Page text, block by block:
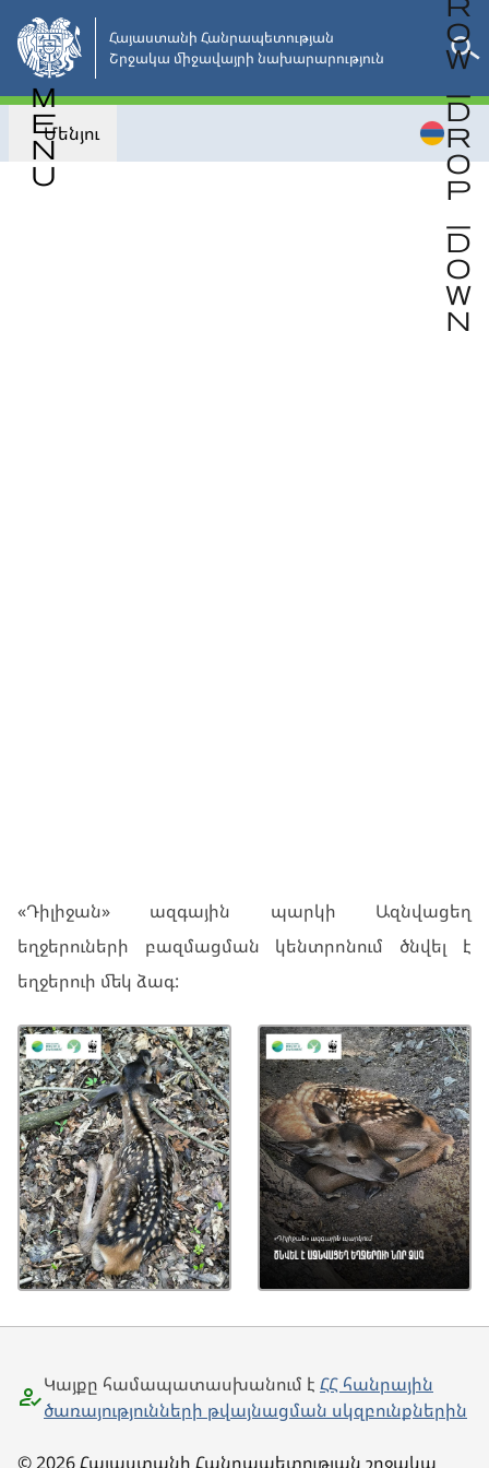
Անցնել
հիմնական
բովանդակությանը
Հայաստանի Հանրապետության
Շրջակա միջավայրի նախարարություն
Մենյու
«Դիլիջան» ազգային պարկի Ազնվացեղ
եղջերուների բազմացման կենտրոնում ծնվել է
եղջերուի մեկ ձագ:
Կայքը համապատասխանում է ՀՀ հանրային
ծառայությունների թվայնացման սկզբունքներին
© 2026 Հայաստանի Հանրապետության շրջակա